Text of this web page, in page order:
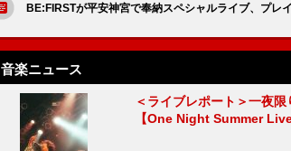
BE:FIRSTが平安神宮で奉納スペシャルライブ、プレ
音楽ニュース
＜ライブレポート＞一夜
【One Night Summer